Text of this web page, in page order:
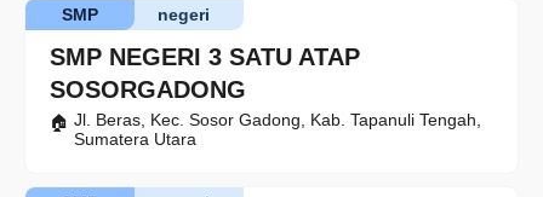
SMP NEGERI 3 SATU ATAP
SOSORGADONG
negeri
SMP
Jl. Beras, Kec. Sosor Gadong, Kab. Tapanuli Tengah,
Sumatera Utara